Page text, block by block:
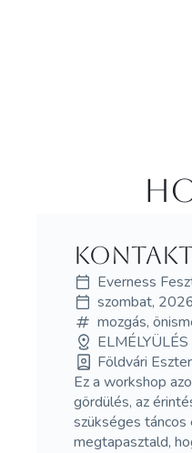
Everness
szombat,
mozgás,
ELMÉLYÜLÉS
Földvári Eszter
Ez a workshop
gördülés, az
szükséges
megtapasztald,